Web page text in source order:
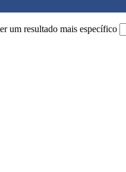
um resultado mais específico